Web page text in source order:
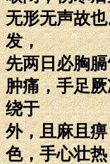
无形无声故
发，
先两日必胸
肿痛，手足
绕于
外，且麻且
色，手心壮